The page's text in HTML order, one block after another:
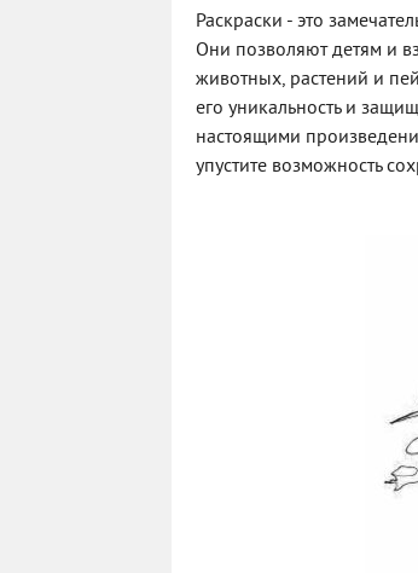
Раскраски - это
Они позволяют детям и
животных, растений и
его уникальность и
настоящими
упустите возможность